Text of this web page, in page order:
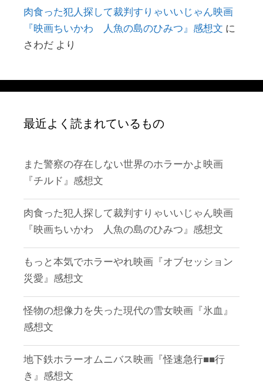
肉食った犯人探して裁判すりゃいいじゃん映画
『映画ちいかわ 人魚の島のひみつ』感想文 に
さわだ より
最近よく読まれているもの
また警察の存在しない世界のホラーかよ映画
『チルド』感想文
肉食った犯人探して裁判すりゃいいじゃん映画
『映画ちいかわ 人魚の島のひみつ』感想文
もっと本気でホラーやれ映画『オブセッション
災愛』感想文
怪物の想像力を失った現代の雪女映画『氷血』
感想文
地下鉄ホラーオムニバス映画『怪速急行■■行
き』感想文